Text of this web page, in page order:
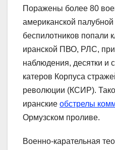
Поражены более 80
американской
беспилотников попали
иранской ПВО, РЛС,
наблюдения, десятки и
катеров Корпуса
революции (КСИР).
иранские обстрелы
Ормузском проливе.
Военно-карательная